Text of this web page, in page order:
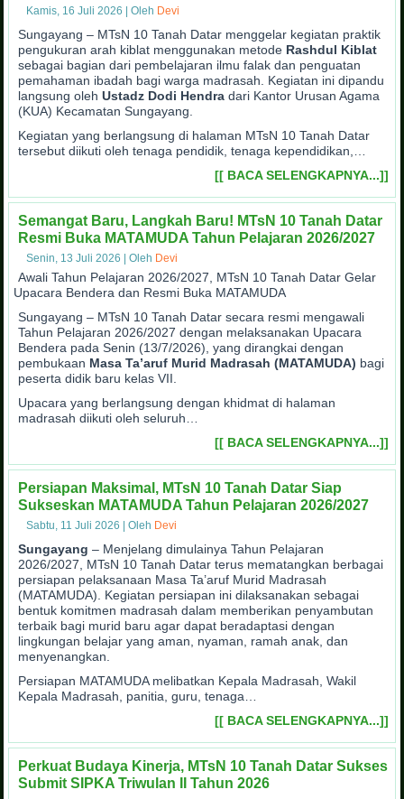
Kamis, 16 Juli 2026 |Oleh Devi
Sungayang – MTsN 10 Tanah Datar menggelar kegiatan praktik
pengukuran arah kiblat menggunakan metode Rashdul Kiblat
sebagai bagian dari pembelajaran ilmu falak dan penguatan
pemahaman ibadah bagi warga madrasah. Kegiatan ini dipandu
langsung olehUstadz Dodi Hendra dari Kantor Urusan Agama
(KUA) Kecamatan Sungayang.
Kegiatan yang berlangsung di halaman MTsN 10 Tanah Datar
tersebut diikuti oleh tenaga pendidik, tenaga kependidikan,…
[[ BACA SELENGKAPNYA...]]
Semangat Baru, Langkah Baru! MTsN 10 Tanah Datar
Resmi Buka MATAMUDA Tahun Pelajaran 2026/2027
Senin, 13 Juli 2026 |Oleh Devi
Awali Tahun Pelajaran 2026/2027, MTsN 10 Tanah Datar Gelar
Upacara Bendera dan Resmi Buka MATAMUDA
Sungayang – MTsN 10 Tanah Datar secara resmi mengawali
Tahun Pelajaran 2026/2027 dengan melaksanakan Upacara
Bendera pada Senin (13/7/2026), yang dirangkai dengan
pembukaan Masa Ta’aruf Murid Madrasah (MATAMUDA) bagi
peserta didik baru kelas VII.
Upacara yang berlangsung dengan khidmat di halaman
madrasah diikuti oleh seluruh…
[[ BACA SELENGKAPNYA...]]
Persiapan Maksimal, MTsN 10 Tanah Datar Siap
Sukseskan MATAMUDA Tahun Pelajaran 2026/2027
Sabtu, 11 Juli 2026 |Oleh Devi
Sungayang – Menjelang dimulainya Tahun Pelajaran
2026/2027, MTsN 10 Tanah Datar terus mematangkan berbagai
persiapan pelaksanaan Masa Ta’aruf Murid Madrasah
(MATAMUDA). Kegiatan persiapan ini dilaksanakan sebagai
bentuk komitmen madrasah dalam memberikan penyambutan
terbaik bagi murid baru agar dapat beradaptasi dengan
lingkungan belajar yang aman, nyaman, ramah anak, dan
menyenangkan.
Persiapan MATAMUDA melibatkan Kepala Madrasah, Wakil
Kepala Madrasah, panitia, guru, tenaga…
[[ BACA SELENGKAPNYA...]]
Perkuat Budaya Kinerja, MTsN 10 Tanah Datar Sukses
Submit SIPKA Triwulan II Tahun 2026